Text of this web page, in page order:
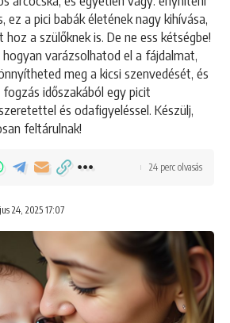
a pici babák életének nagy kihívása,
a szülőknek is. De ne ess kétségbe!
hogyan varázsolhatod el a fájdalmat,
meg a kicsi szenvedését, és
időszakából egy picit
és odafigyeléssel. Készülj,
feltárulnak!
24, 2025 17:07
24 perc olvasás